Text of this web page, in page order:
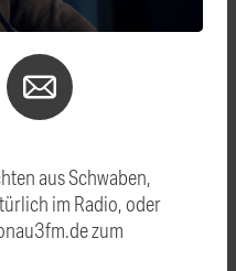
aus Schwaben,
im Radio, oder
zum